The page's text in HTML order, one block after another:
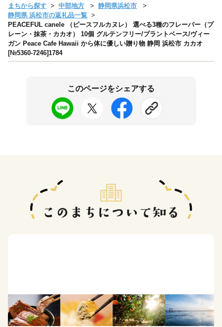
まちから探す 中部地方
静岡県浜松市
静岡県 浜松市の返礼品一覧
PEACEFUL canele （ピースフルカヌレ） 選べる3種のフレーバー（プ
レーン・抹茶・カカオ） 10個 グルテンフリー/プラントベース/ヴィー
ガン Peace Cafe Hawaii から体に優しい贈り物 静岡 浜松市 カカオ
[№5360-7246]1784
このページをシェアする